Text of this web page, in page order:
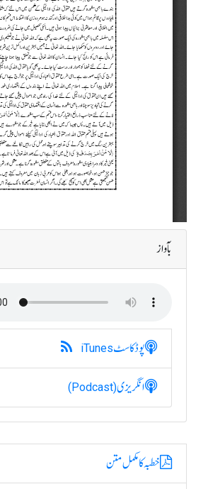
بآواز
پوڈکاسٹiTunes
انگریزی(Podcast)
خطبہ کا مکمل متن